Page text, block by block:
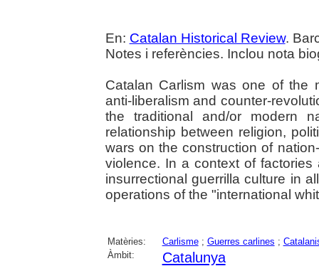
En: Catalan Historical Review.
Notes i referències. Inclou nota
Catalan Carlism was one of the
anti-liberalism and counter-
the traditional and/or modern
relationship between religion,
wars on the construction of
violence. In a context of
insurrectional guerrilla culture in
operations of the "international
Matèries: Carlisme; Guerres carlines ;
Àmbit:
Catalunya